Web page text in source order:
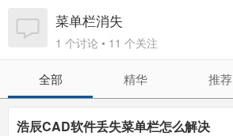
菜单栏消失
1 个讨论 • 11 个关注
全部 精华 推荐
浩辰CAD软件丢失菜单栏怎么解决